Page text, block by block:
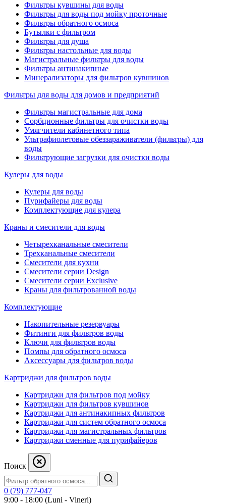
Фильтры кувшины для воды
Фильтры для воды под мойку проточные
Фильтры обратного осмоса
Бутылки с фильтром
Фильтры для душа
Фильтры настольные для воды
Магистральные фильтры для воды
Фильтры антинакипные
Минерализаторы для фильтров кувшинов
Фильтры для воды для домов и предприятий
Фильтры магистральные для дома
Сорбционные фильтры для очистки воды
Умягчители кабинетного типа
Ультрафиолетовые обеззараживатели (фильтры) для
воды
Фильтрующие загрузки для очистки воды
Кулеры для воды
Кулеры для воды
Пурифайеры для воды
Комплектующие для кулера
Краны и смесители для воды
Четырехканальные смесители
Трехканальные смесители
Смесители для кухни
Смесители серии Design
Смесители серии Exclusive
Краны для фильтрованной воды
Комплектующие
Накопительные резервуары
Фитинги для фильтров воды
Ключи для фильтров воды
Помпы для обратного осмоса
Аксессуары для фильтров воды
Картриджи для фильтров воды
Картриджи для фильтров под мойку
Картриджи для фильтров кувшинов
Картриджи для антинакипных фильтров
Картриджи для систем обратного осмоса
Картриджи для магистральных фильтров
Картриджи сменные для пурифайеров
Поиск
0 (79) 777-047
9:00 - 18:00 (Luni - Vineri)